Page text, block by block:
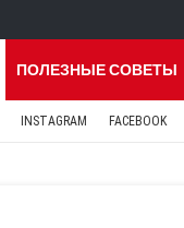
ПОЛЕЗНЫЕ СОВЕТЫ
INSTAGRAM FACEBOOK